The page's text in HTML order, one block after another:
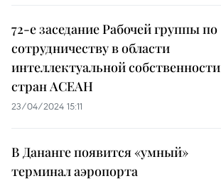
72-е заседание Рабочей группы по
сотрудничеству в области
интеллектуальной собственности
стран АСЕАН
23/04/2024 15:11
В Дананге появится «умный»
терминал аэропорта